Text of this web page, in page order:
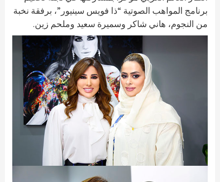
برنامج المواهب الصوتية “ذا فويس سينيور”، برفقة نخبة
من النجوم، هاني شاكر وسميرة سعيد وملحم زين.